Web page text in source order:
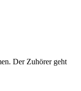
Der Zuhörer geht